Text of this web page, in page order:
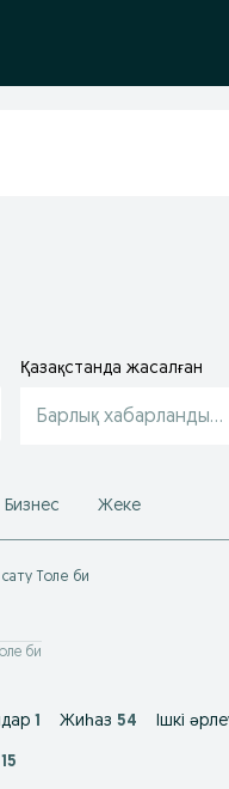
Қазақстанда жасалған
Барлық
Бизнес Жеке
Толе би
Толе би
1 Жиһаз 54 Ішкі
15